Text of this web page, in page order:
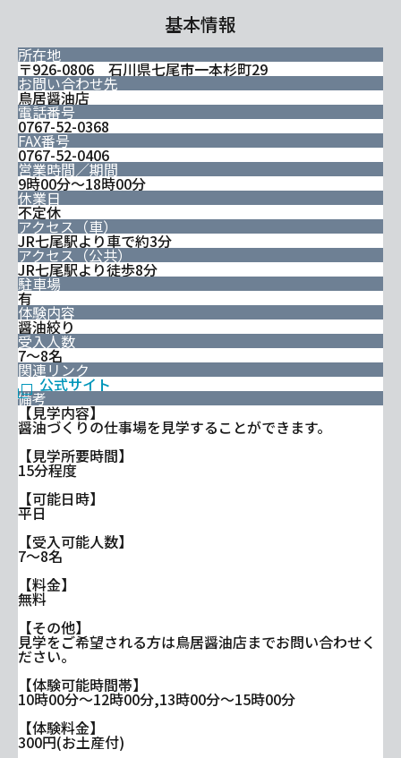
基本情報
所在地
〒926-0806 石川県七尾市一本杉町29
お問い合わせ先
鳥居醤油店
電話番号
0767-52-0368
FAX番号
0767-52-0406
営業時間／期間
9時00分～18時00分
休業日
不定休
アクセス（車）
JR七尾駅より車で約3分
アクセス（公共）
JR七尾駅より徒歩8分
駐車場
有
体験内容
醤油絞り
受入人数
7～8名
関連リンク
公式サイト
備考
【見学内容】
醤油づくりの仕事場を見学することができます。
【見学所要時間】
15分程度
【可能日時】
平日
【受入可能人数】
7～8名
【料金】
無料
【その他】
見学をご希望される方は鳥居醤油店までお問い合わせく
ださい。
【体験可能時間帯】
10時00分～12時00分,13時00分～15時00分
【体験料金】
300円(お土産付)